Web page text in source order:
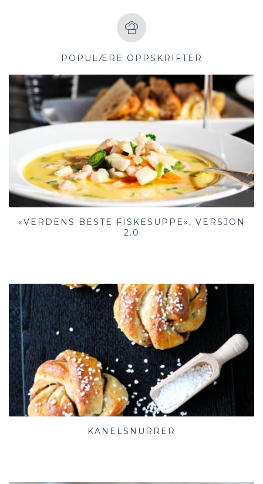
POPULÆRE OPPSKRIFTER
«VERDENS BESTE FISKESUPPE», VERSJON
2.0
KANELSNURRER